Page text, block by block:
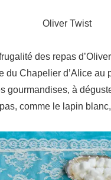
Oliver Twist
des repas
du Chapelier d’Alice
gourmandises, à
pas, comme le lapin